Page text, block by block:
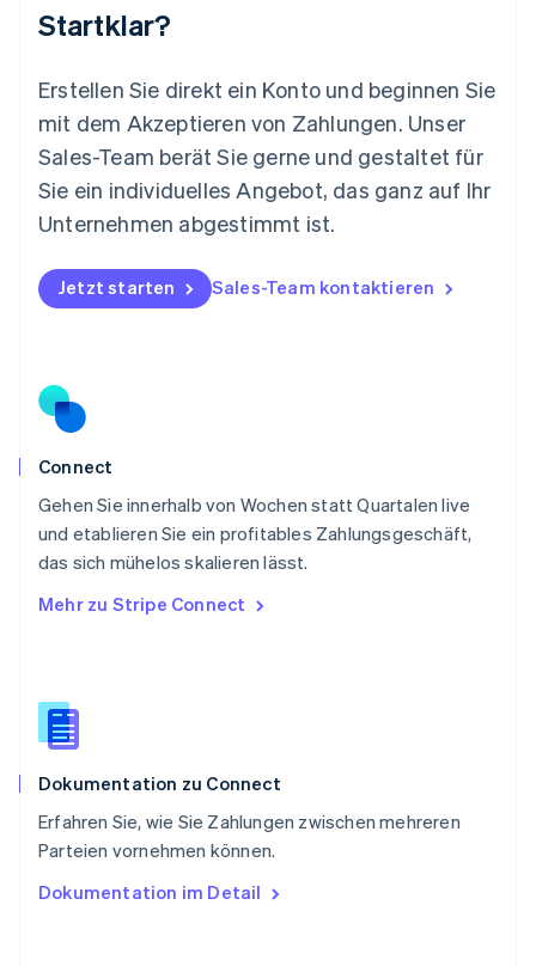
Startklar?
Erstellen Sie direkt ein Konto und beginnen Sie
mit dem Akzeptieren von Zahlungen. Unser
Sales-Team berät Sie gerne und gestaltet für
Sie ein individuelles Angebot, das ganz auf Ihr
Unternehmen abgestimmt ist.
Jetzt starten Sales-Team kontaktieren
Connect
Gehen Sie innerhalb von Wochen statt Quartalen live
und etablieren Sie ein profitables Zahlungsgeschäft,
das sich mühelos skalieren lässt.
Mehr zu Stripe Connect
Dokumentation zu Connect
Erfahren Sie, wie Sie Zahlungen zwischen mehreren
Parteien vornehmen können.
Dokumentation im Detail
Mexiko
English
Niederlande
Nederlands English
Norwegen
English
Österreich
Polen
English
Portugal
Schweden
Svenska
Schweiz
Singapur
English简体中文
Slowakei
Slowenien
English
Spanien
Thailand
Tschechische Republik
English
English